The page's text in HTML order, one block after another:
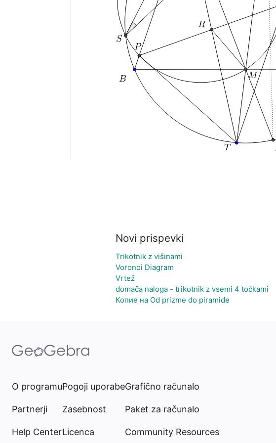
Novi prispevki
Trikotnik z višinami
Voronoi Diagram
Vrtež
domača naloga - trikotnik z vsemi 4 točkami
Копие на Od prizme do piramide
O programu
Partnerji
Help Center
Pogoji uporabe
Zasebnost
Licenca
Grafično računalo
Paket za računalo
Community Resources